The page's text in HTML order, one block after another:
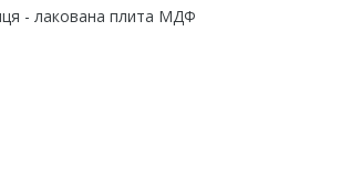
- лакована плита МДФ